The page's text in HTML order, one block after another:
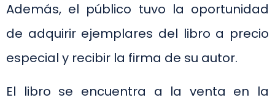
Además, el público tuvo la oportunidad
de adquirir ejemplares del libro a precio
especial y recibir la firma de su autor.
El libro se encuentra a la venta en la